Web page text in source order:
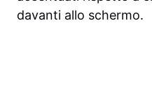
davanti allo schermo.